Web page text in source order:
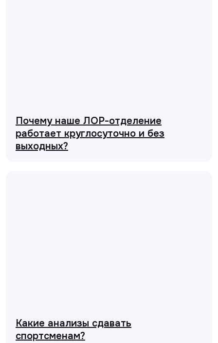
Почему наше ЛОР-отделение
работает круглосуточно и без
выходных?
Какие анализы сдавать
спортсменам?